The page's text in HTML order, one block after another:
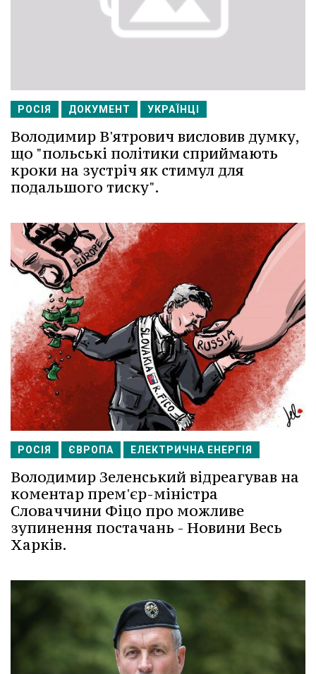
РОСІЯ ДОКУМЕНТ УКРАЇНЦІ
Володимир В'ятрович висловив думку,
що "польські політики сприймають
кроки на зустріч як стимул для
подальшого тиску".
РОСІЯ ЄВРОПА ЕЛЕКТРИЧНА ЕНЕРГІЯ
Володимир Зеленський відреагував на
коментар прем'єр-міністра
Словаччини Фіцо про можливе
зупинення постачань - Новини Весь
Харків.